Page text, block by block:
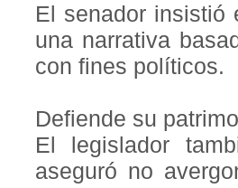
El senador insistió
una narrativa
con fines políticos.
Defiende su
El legislador
aseguró no